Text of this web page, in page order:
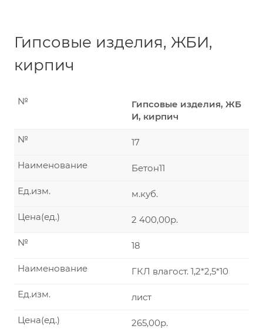
Гипсовые изделия, ЖБИ,
кирпич
Гипсовые изделия, ЖБ
И, кирпич
№
17
№
Бетон11
Наименование
м.куб.
Ед.изм.
2 400,00р.
Цена(ед.)
18
№
ГКЛ влагост. 1,2*2,5*10
Наименование
лист
Ед.изм.
265,00р.
Цена(ед.)